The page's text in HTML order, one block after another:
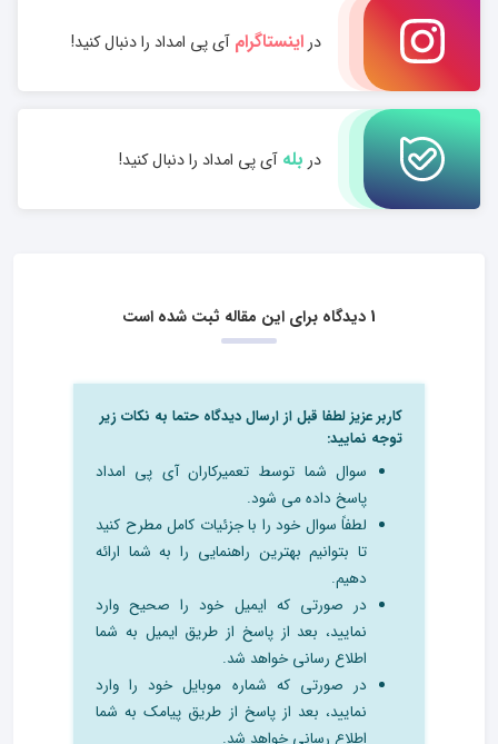
دراینستاگرامآی پی امداد را دنبال کنید!
در بلهآی پی امداد را دنبال کنید!
1 دیدگاه برای این مقاله ثبت شده است
کاربر عزیز لطفا قبل از ارسال دیدگاه حتما به نکات زیر
توجه نمایید:
سوال شما توسط تعمیرکاران آی پی امداد
پاسخ داده می شود.
لطفاً سوال خود را با جزئیات کامل مطرح کنید
تا بتوانیم بهترین راهنمایی را به شما ارائه
دهیم.
در صورتی که ایمیل خود را صحیح وارد
نمایید، بعد از پاسخ از طریق ایمیل به شما
اطلاع رسانی خواهد شد.
در صورتی که شماره موبایل خود را وارد
نمایید، بعد از پاسخ از طریق پیامک به شما
اطلاع رسانی خواهد شد.